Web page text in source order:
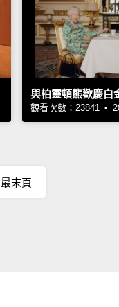
與柏靈頓熊歡慶白
觀看次數：23841 •
最末頁